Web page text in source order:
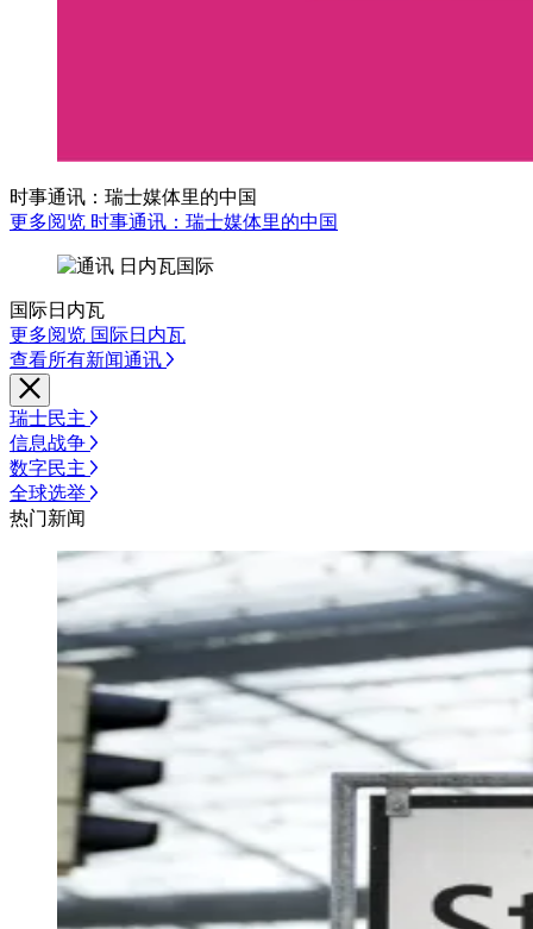
时事通讯：瑞士媒体里的中国
更多阅览 时事通讯：瑞士媒体里的中国
国际日内瓦
更多阅览 国际日内瓦
查看所有新闻通讯
瑞士民主
信息战争
数字民主
全球选举
热门新闻